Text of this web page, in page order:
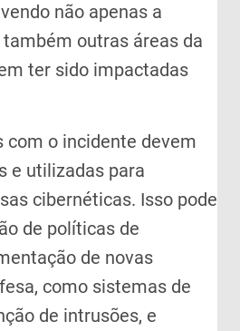
não apenas a
outras áreas da
ter sido impactadas
com o incidente devem
e utilizadas para
cibernéticas. Isso pode
de políticas de
de novas
como sistemas de
de intrusões, e